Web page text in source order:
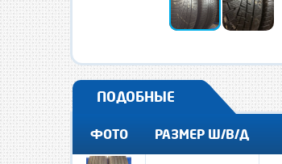
ПОДОБНЫЕ
ФОТО РАЗМЕР Ш/В/Д